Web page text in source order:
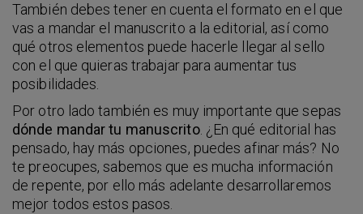
También debes tener en cuenta el formato en el que
vas a mandar el manuscrito a la editorial, así como
qué otros elementos puede hacerle llegar al sello
con el que quieras trabajar para aumentar tus
posibilidades.
Por otro lado también es muy importante que sepas
dónde mandar tu manuscrito. ¿En qué editorial has
pensado, hay más opciones, puedes afinar más? No
te preocupes, sabemos que es mucha información
de repente, por ello más adelante desarrollaremos
mejor todos estos pasos.